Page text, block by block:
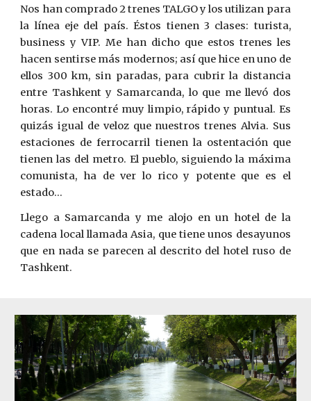
Nos han comprado 2 trenes TALGO y los utilizan para
la línea eje del país. Éstos tienen 3 clases: turista,
business y VIP. Me han dicho que estos trenes les
hacen sentirse más modernos; así que hice en uno de
ellos 300 km, sin paradas, para cubrir la distancia
entre Tashkent y Samarcanda, lo que me llevó dos
horas. Lo encontré muy limpio, rápido y puntual. Es
quizás igual de veloz que nuestros trenes Alvia. Sus
estaciones de ferrocarril tienen la ostentación que
tienen las del metro. El pueblo, siguiendo la máxima
comunista, ha de ver lo rico y potente que es el
estado...
Llego a Samarcanda y me alojo en un hotel de la
cadena local llamada Asia, que tiene unos desayunos
que en nada se parecen al descrito del hotel ruso de
Tashkent.